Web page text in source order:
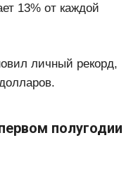
13% от каждой
личный рекорд,
полугодии